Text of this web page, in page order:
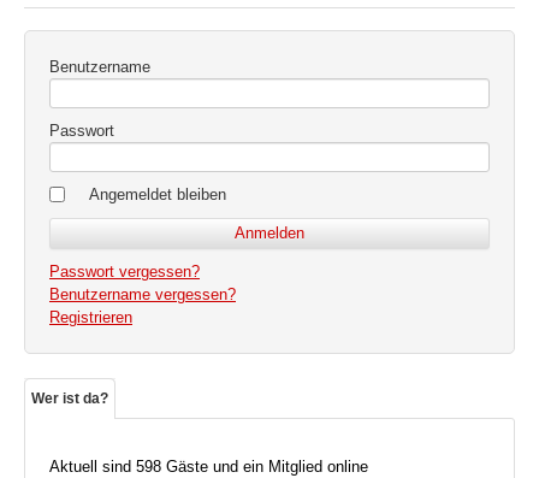
Benutzername
Passwort
Angemeldet bleiben
Passwort vergessen?
Benutzername vergessen?
Registrieren
Wer ist da?
Aktuell sind 598 Gäste und ein Mitglied online